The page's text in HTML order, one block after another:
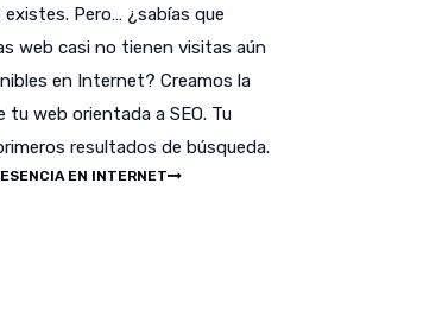
Pero… ¿sabías que
web casi no tienen visitas aún
en Internet? Creamos la
tu web orientada a SEO. Tu
resultados de búsqueda.
EN INTERNET